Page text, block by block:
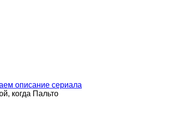
описание сериала
когда Пальто